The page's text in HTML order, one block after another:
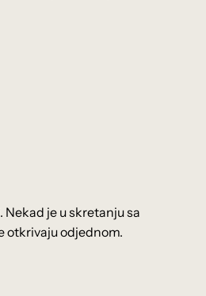
je u skretanju sa
otkrivaju odjednom.